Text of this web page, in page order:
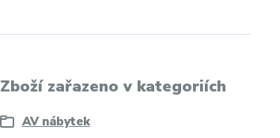
Zboží zařazeno v kategoriích
AV nábytek